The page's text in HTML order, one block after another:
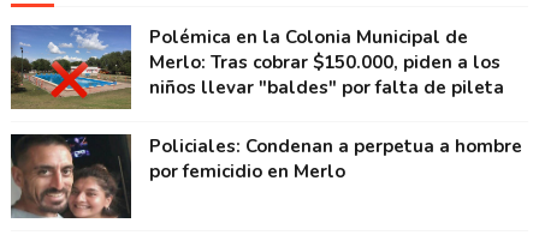
Polémica en la Colonia Municipal de
Merlo: Tras cobrar $150.000, piden a los
niños llevar "baldes" por falta de pileta
Policiales: Condenan a perpetua a hombre
por femicidio en Merlo